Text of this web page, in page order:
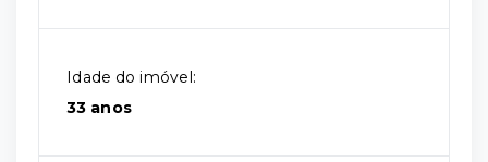
Idade do imóvel:
33 anos